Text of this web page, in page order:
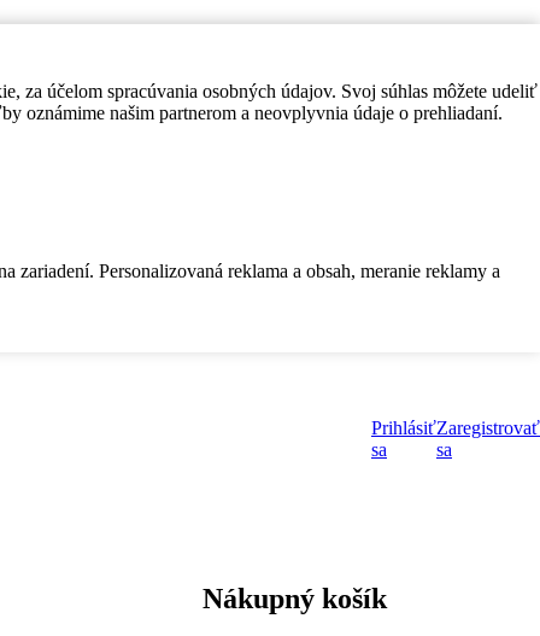
za účelom spracúvania osobných údajov. Svoj súhlas môžete udeliť
oznámime našim partnerom a neovplyvnia údaje o prehliadaní.
Personalizovaná reklama a obsah, meranie reklamy a
Prihlásiť
sa
Zaregistrovať
sa
Nákupný košík